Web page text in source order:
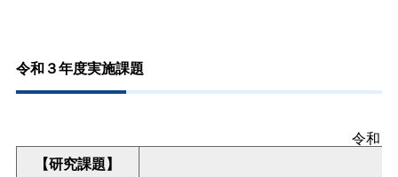
令和３年度実施課題
令和
【研究課題】